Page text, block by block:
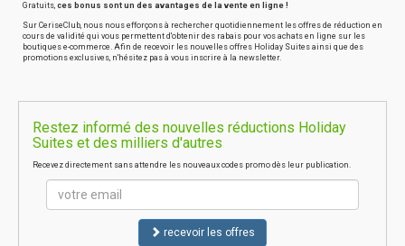
Gratuits, ces bonus sont un des avantages de la vente en ligne !
Sur CeriseClub, nous nous efforçons à rechercher quotidiennement les offres de réduction en
cours de validité qui vous permettent d'obtenir des rabais pour vos achats en ligne sur les
boutiques e-commerce. Afin de recevoir les nouvelles offres Holiday Suites ainsi que des
promotions exclusives, n'hésitez pas à vous inscrire à la newsletter.
Restez informé des nouvelles réductions Holiday
Suites et des milliers d'autres
Recevez directement sans attendre les nouveaux codes promo dès leur publication.
recevoir les offres